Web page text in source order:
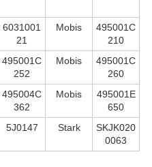
6031001
21
Mobis
495001C
210
495001C
252
Mobis
495001C
260
495004C
362
Mobis
495001E
650
5J0147 Stark
SKJK020
0063